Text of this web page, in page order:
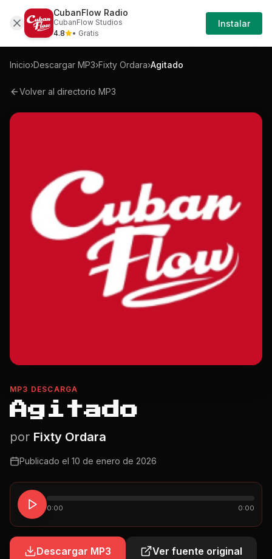
Mp3 Fixty-ordara-agitado-mp3
Iniciar
Sesión
Inicio›Descargar MP3›Fixty Ordara›Agitado
Volver al directorio MP3
MP3 DESCARGA
Agitado
por Fixty Ordara
Publicado el 10 de enero de 2026
0:00 0:00
Descargar MP3 Ver fuente original
CubanFlow Radio
CubanFlow Studios
4.8
• Gratis
Instalar